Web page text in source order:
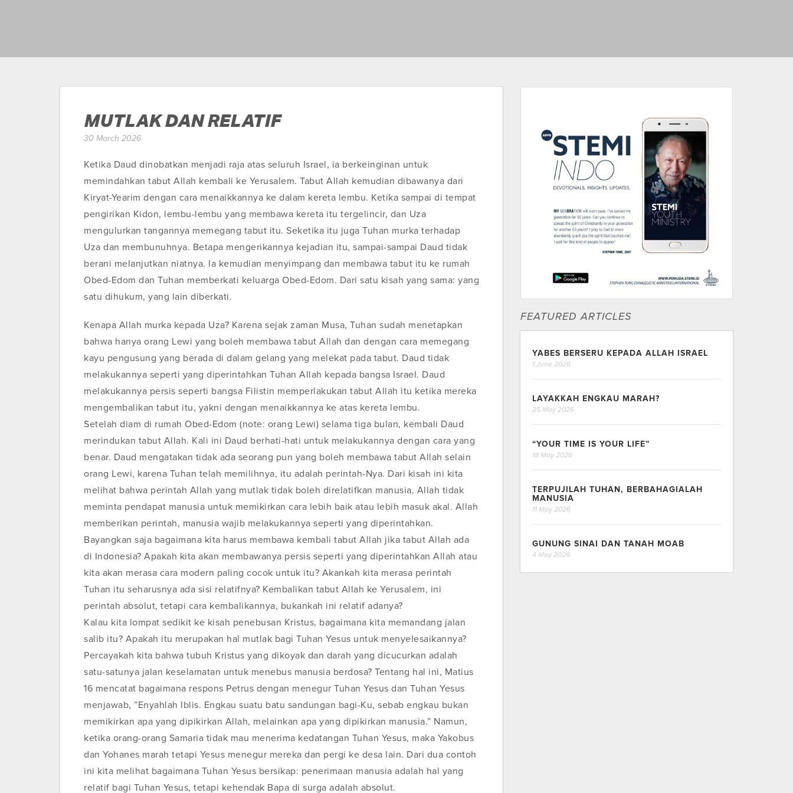
MUTLAK DAN RELATIF
30 March 2026
Ketika Daud dinobatkan menjadi raja atas seluruh Israel, ia berkeinginan untuk
memindahkan tabut Allah kembali ke Yerusalem. Tabut Allah kemudian dibawanya dari
Kiryat-Yearim dengan cara menaikkannya ke dalam kereta lembu. Ketika sampai di tempat
pengirikan Kidon, lembu-lembu yang membawa kereta itu tergelincir, dan Uza
mengulurkan tangannya memegang tabut itu. Seketika itu juga Tuhan murka terhadap
Uza dan membunuhnya. Betapa mengerikannya kejadian itu, sampai-sampai Daud tidak
berani melanjutkan niatnya. Ia kemudian menyimpang dan membawa tabut itu ke rumah
Obed-Edom dan Tuhan memberkati keluarga Obed-Edom. Dari satu kisah yang sama: yang
satu dihukum, yang lain diberkati.
Kenapa Allah murka kepada Uza? Karena sejak zaman Musa, Tuhan sudah menetapkan
bahwa hanya orang Lewi yang boleh membawa tabut Allah dan dengan cara memegang
kayu pengusung yang berada di dalam gelang yang melekat pada tabut. Daud tidak
melakukannya seperti yang diperintahkan Tuhan Allah kepada bangsa Israel. Daud
melakukannya persis seperti bangsa Filistin memperlakukan tabut Allah itu ketika mereka
mengembalikan tabut itu, yakni dengan menaikkannya ke atas kereta lembu.
Setelah diam di rumah Obed-Edom (note: orang Lewi) selama tiga bulan, kembali Daud
merindukan tabut Allah. Kali ini Daud berhati-hati untuk melakukannya dengan cara yang
benar. Daud mengatakan tidak ada seorang pun yang boleh membawa tabut Allah selain
orang Lewi, karena Tuhan telah memilihnya, itu adalah perintah-Nya. Dari kisah ini kita
melihat bahwa perintah Allah yang mutlak tidak boleh direlatifkan manusia. Allah tidak
meminta pendapat manusia untuk memikirkan cara lebih baik atau lebih masuk akal. Allah
memberikan perintah, manusia wajib melakukannya seperti yang diperintahkan.
Bayangkan saja bagaimana kita harus membawa kembali tabut Allah jika tabut Allah ada
di Indonesia? Apakah kita akan membawanya persis seperti yang diperintahkan Allah atau
kita akan merasa cara modern paling cocok untuk itu? Akankah kita merasa perintah
Tuhan itu seharusnya ada sisi relatifnya? Kembalikan tabut Allah ke Yerusalem, ini
perintah absolut, tetapi cara kembalikannya, bukankah ini relatif adanya?
Kalau kita lompat sedikit ke kisah penebusan Kristus, bagaimana kita memandang jalan
salib itu? Apakah itu merupakan hal mutlak bagi Tuhan Yesus untuk menyelesaikannya?
Percayakah kita bahwa tubuh Kristus yang dikoyak dan darah yang dicucurkan adalah
satu-satunya jalan keselamatan untuk menebus manusia berdosa? Tentang hal ini, Matius
16 mencatat bagaimana respons Petrus dengan menegur Tuhan Yesus dan Tuhan Yesus
menjawab, ”Enyahlah Iblis. Engkau suatu batu sandungan bagi-Ku, sebab engkau bukan
memikirkan apa yang dipikirkan Allah, melainkan apa yang dipikirkan manusia.” Namun,
ketika orang-orang Samaria tidak mau menerima kedatangan Tuhan Yesus, maka Yakobus
dan Yohanes marah tetapi Yesus menegur mereka dan pergi ke desa lain. Dari dua contoh
ini kita melihat bagaimana Tuhan Yesus bersikap: penerimaan manusia adalah hal yang
relatif bagi Tuhan Yesus, tetapi kehendak Bapa di surga adalah absolut.
FEATURED ARTICLES
YABES BERSERU KEPADA ALLAH ISRAEL
1 June 2026
LAYAKKAH ENGKAU MARAH?
25 May 2026
“YOUR TIME IS YOUR LIFE”
18 May 2026
TERPUJILAH TUHAN, BERBAHAGIALAH
MANUSIA
11 May 2026
GUNUNG SINAI DAN TANAH MOAB
4 May 2026